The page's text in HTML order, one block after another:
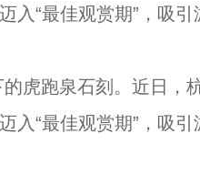
入“最佳观赏期”，吸
跑泉石刻。近日，
入“最佳观赏期”，吸